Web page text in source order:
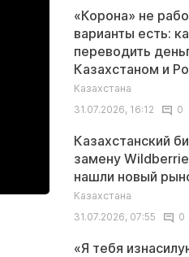
«Корона» не
варианты есть:
переводить
Казахстаном и
Казахстана
31.07.2026, 16:12
0
Казахстанский
замену
нашли новый
Казахстана
31.07.2026, 07:55
0
«Я тебя